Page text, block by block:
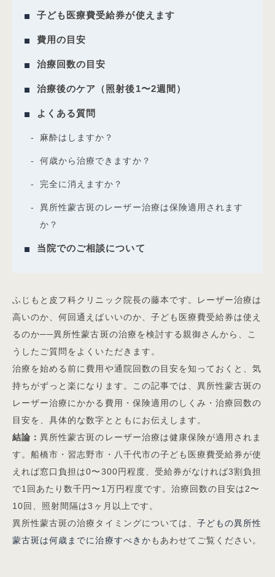
子ども医療費受給券が使えます
費用の目安
治療回数の目安
治療後のケア（照射後1〜2週間）
よくある質問
麻酔はしますか？
何歳から治療できますか？
完全に消えますか？
異所性蒙古斑のレーザー治療は保険適用されます
か？
当院でのご相談について
ふじもと皮フ科クリニック院長の藤本です。レーザー治療は
高いのか、何回通えばいいのか、子ども医療費受給券は使え
るのか──異所性蒙古斑の治療を検討する親御さんから、こ
うしたご質問をよくいただきます。
治療を始める前に費用や通院回数の目安を知っておくと、気
持ちがずっと楽になります。この記事では、異所性蒙古斑の
レーザー治療にかかる費用・保険適用のしくみ・治療回数の
目安を、具体的な数字とともにお伝えします。
結論：異所性蒙古斑のレーザー治療は健康保険が適用されま
す。船橋市・習志野市・八千代市の子ども医療費受給券が使
えれば窓口負担は0〜300円程度、受給券がなければ3割負担
で1回あたり数千円〜1万円程度です。治療回数の目安は2〜
10回、照射間隔は3ヶ月以上です。
異所性蒙古斑の治療タイミングについては、子どもの異所性
蒙古斑は何歳までに治療すべきかもあわせてご覧ください。